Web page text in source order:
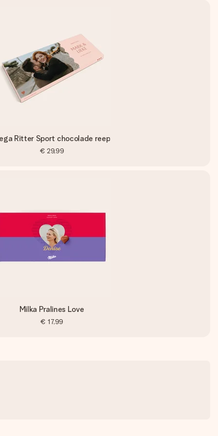
Ritter Sport chocolade reep
€ 29,99
Milka Pralines Love
€ 17,99